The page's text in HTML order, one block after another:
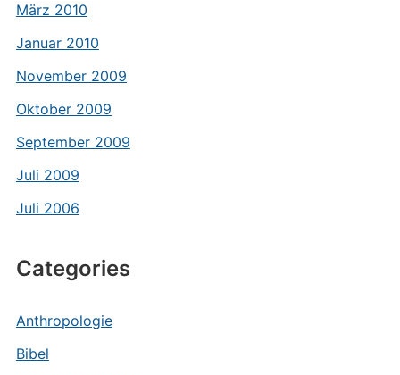
März 2010
Januar 2010
November 2009
Oktober 2009
September 2009
Juli 2009
Juli 2006
Categories
Anthropologie
Bibel